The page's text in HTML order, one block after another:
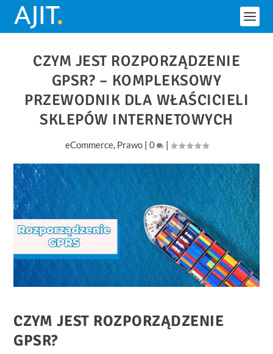
CZYM JEST ROZPORZĄDZENIE
GPSR? – KOMPLEKSOWY
PRZEWODNIK DLA WŁAŚCICIELI
SKLEPÓW INTERNETOWYCH
eCommerce, Prawo| 0 |
CZYM JEST ROZPORZĄDZENIE
GPSR?